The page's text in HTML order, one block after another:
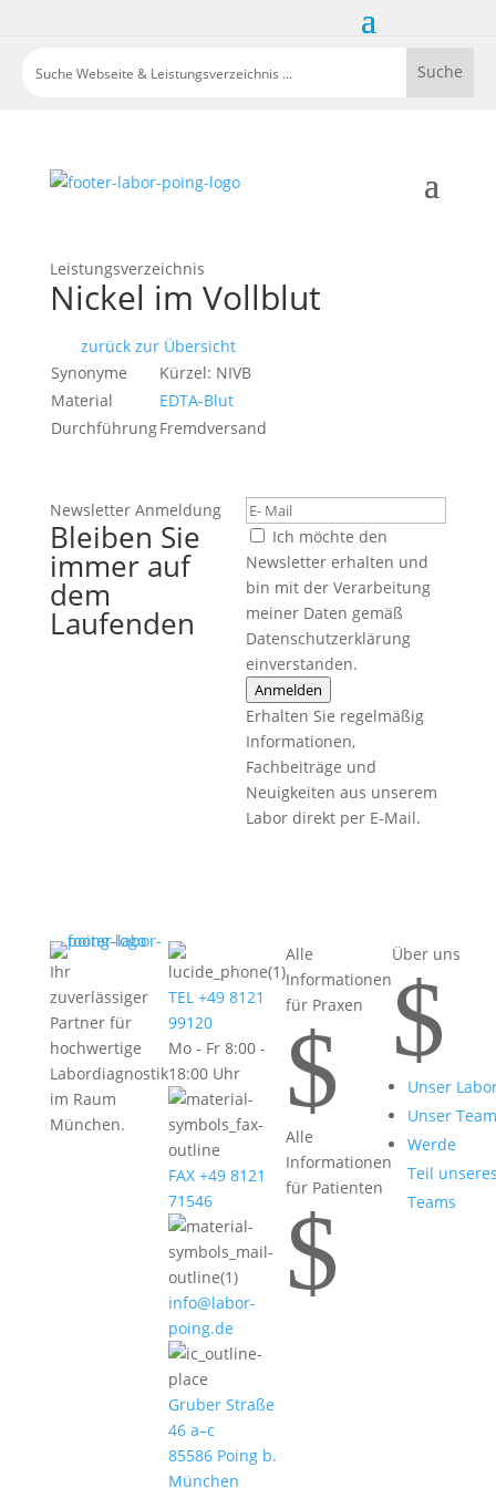
Leistungsverzeichnis
Nickel im Vollblut
zurück zur Übersicht
Synonyme
Kürzel: NIVB
Material
EDTA-Blut
DurchführungFremdversand
Newsletter Anmeldung
Bleiben Sie
immer auf
dem
Laufenden
Ich möchte den
Newsletter erhalten und
bin mit der Verarbeitung
meiner Daten gemäß
Datenschutzerklärung
einverstanden.
Anmelden
Erhalten Sie regelmäßig
Informationen,
Fachbeiträge und
Neuigkeiten aus unserem
Labor direkt per E-Mail.
Ihr
zuverlässiger
Partner für
hochwertige
Labordiagnostik
im Raum
München.
TEL +49 8121
99120
Mo - Fr 8:00 -
18:00 Uhr
FAX +49 8121
71546
info@labor-
poing.de
Gruber Straße
46 a–c
85586 Poing b.
München
Alle
Informationen
für Praxen
$
Alle
Informationen
für Patienten
$
Über uns
$
Unser
Unser Team
Werde
Teil
Teams